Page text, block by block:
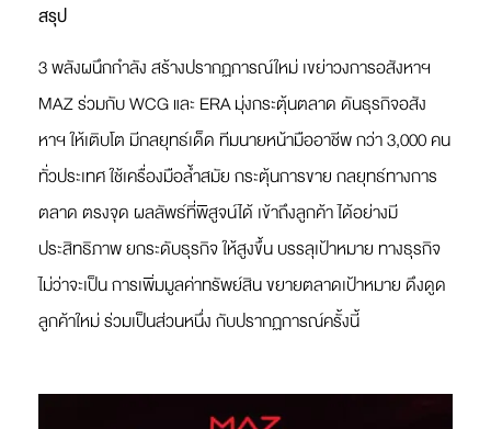
สรุป
3 พลังผนึกกำลัง สร้างปรากฏการณ์ใหม่ เขย่าวงการอสังหาฯ
MAZ ร่วมกับ WCG และ ERA มุ่งกระตุ้นตลาด ดันธุรกิจอสัง
หาฯ ให้เติบโต มีกลยุทธ์เด็ด ทีมนายหน้ามืออาชีพ กว่า 3,000 คน
ทั่วประเทศ ใช้เครื่องมือล้ำสมัย กระตุ้นการขาย กลยุทธ์ทางการ
ตลาด ตรงจุด ผลลัพธ์ที่พิสูจน์ได้ เข้าถึงลูกค้า ได้อย่างมี
ประสิทธิภาพ ยกระดับธุรกิจ ให้สูงขึ้น บรรลุเป้าหมาย ทางธุรกิจ
ไม่ว่าจะเป็น การเพิ่มมูลค่าทรัพย์สิน ขยายตลาดเป้าหมาย ดึงดูด
ลูกค้าใหม่ ร่วมเป็นส่วนหนึ่ง กับปรากฏการณ์ครั้งนี้